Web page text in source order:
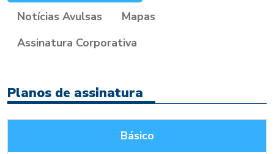
Notícias Avulsas
Mapas
Assinatura Corporativa
Planos de assinatura
Básico